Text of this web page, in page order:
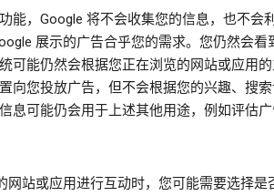
能，Google 将不会收集您的信息，也不会
展示的广告合乎您的需求。您仍然会看
可能仍然会根据您正在浏览的网站或应用
向您投放广告，但不会根据您的兴趣、搜
息可能仍会用于上述其他用途，例如评估
网站或应用进行互动时，您可能需要选择是